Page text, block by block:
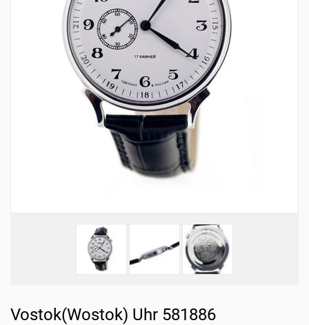
Vostok(Wostok) Uhr 581886